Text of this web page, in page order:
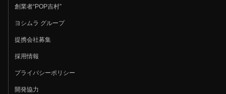
創業者“POP吉村”
ヨシムラ グループ
提携会社募集
採用情報
プライバシーポリシー
開発協力